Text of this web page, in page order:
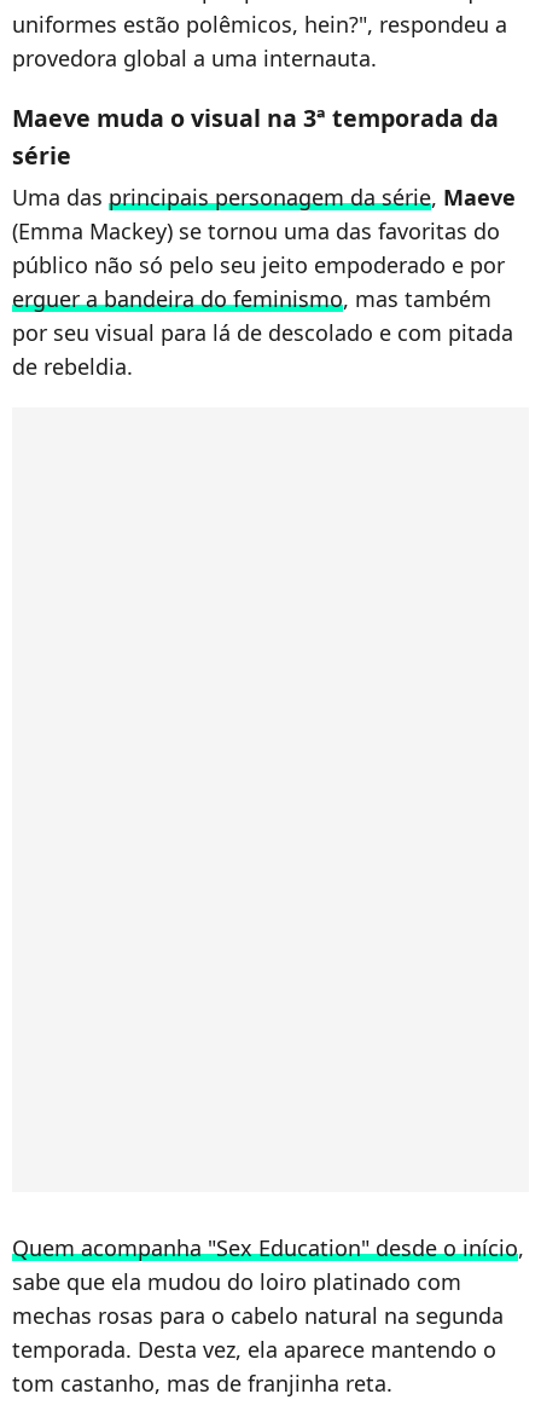
uniformes estão polêmicos, hein?", respondeu a
provedora global a uma internauta.
Maeve muda o visual na 3ª temporada da
série
Uma das principais personagem da série, Maeve
(Emma Mackey) se tornou uma das favoritas do
público não só pelo seu jeito empoderado e por
erguer a bandeira do feminismo, mas também
por seu visual para lá de descolado e com pitada
de rebeldia.
Quem acompanha "Sex Education" desde o início,
sabe que ela mudou do loiro platinado com
mechas rosas para o cabelo natural na segunda
temporada. Desta vez, ela aparece mantendo o
tom castanho, mas de franjinha reta.